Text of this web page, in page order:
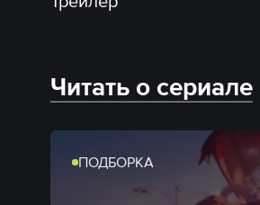
Читать о сериале
ПОДБОРКА